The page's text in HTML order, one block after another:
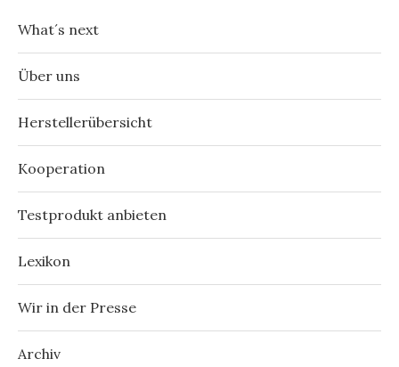
What´s next
Über uns
Herstellerübersicht
Kooperation
Testprodukt anbieten
Lexikon
Wir in der Presse
Archiv